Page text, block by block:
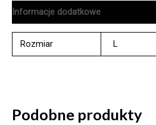
Informacje dodatkowe
Rozmiar L
Podobne produkty